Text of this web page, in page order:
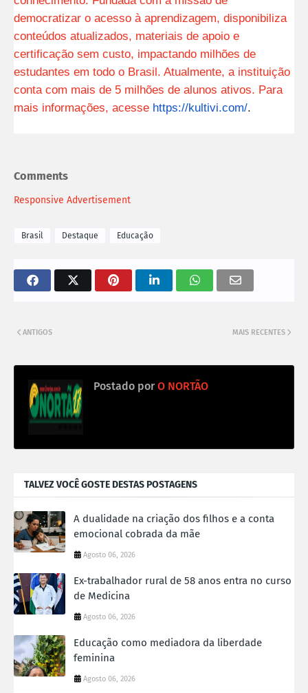
democratizar o acesso à aprendizagem, disponibiliza
conteúdos atualizados, materiais de apoio e
certificação sem custo, impactando milhões de
estudantes em todo o Brasil. Atualmente, a instituição
conta com mais de 5 milhões de alunos ativos. Para
mais informações, acesse https://kultivi.com/.
Comments
Responsive Advertisement
Brasil Destaque Educação
MAIS RECENTES
ANTIGOS
Postado por O NORTÃO
TALVEZ VOCÊ GOSTE DESTAS POSTAGENS
A dualidade na criação dos filhos e a conta
emocional cobrada da mãe
Agosto 06, 2026
Ex-trabalhador rural de 58 anos entra no curso
de Medicina
Agosto 06, 2026
Educação como mediadora da liberdade
feminina
Agosto 06, 2026